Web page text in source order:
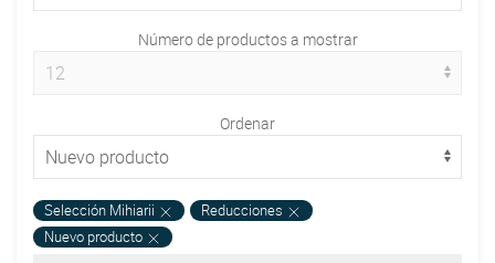
Número de productos a mostrar
Ordenar
Selección Mihiarii
Reducciones
Nuevo producto